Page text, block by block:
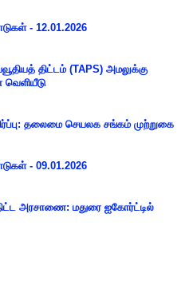
- 12.01.2026
திட்டம் (TAPS) அமலுக்கு
தலைமை செயலக சங்கம் முற்றுகை
- 09.01.2026
அரசாணை: மதுரை ஐகோர்ட்டில்